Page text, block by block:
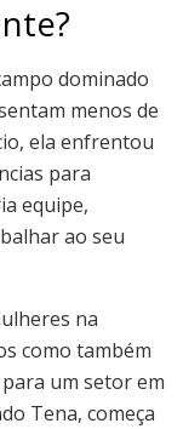
dominado
menos de
ela enfrentou
para
equipe,
ao seu
na
como também
um setor em
Tena, começa